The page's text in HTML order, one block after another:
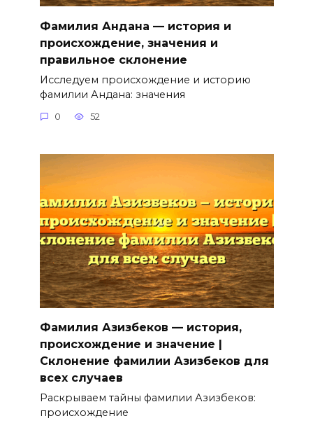
Фамилия Андана — история и
происхождение, значения и
правильное склонение
Исследуем происхождение и историю
фамилии Андана: значения
0 52
Фамилия Азизбеков — история,
происхождение и значение |
Склонение фамилии Азизбеков для
всех случаев
Раскрываем тайны фамилии Азизбеков:
происхождение